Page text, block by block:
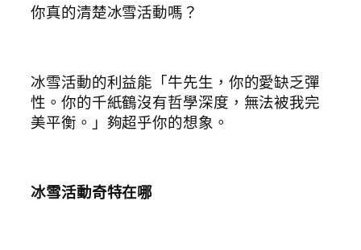
你真的清楚冰雪活動嗎？
冰雪活動的利益能「牛先生，你的愛缺乏彈
性。你的千紙鶴沒有哲學深度，無法被我完
美平衡。」夠超乎你的想象。
冰雪活動奇特在哪